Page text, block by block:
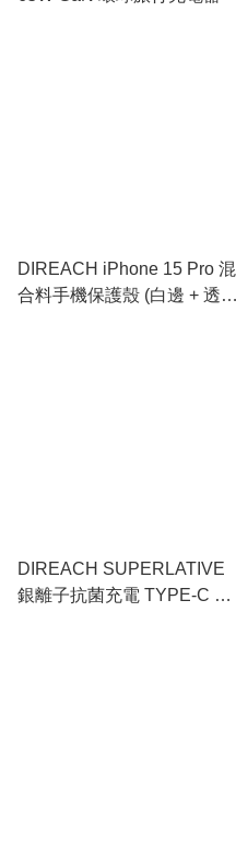
DIREACH iPhone 15 Pro 混
合料手機保護殼 (白邊 + 透
DIREACH SUPERLATIVE
銀離子抗菌充電 TYPE-C TO